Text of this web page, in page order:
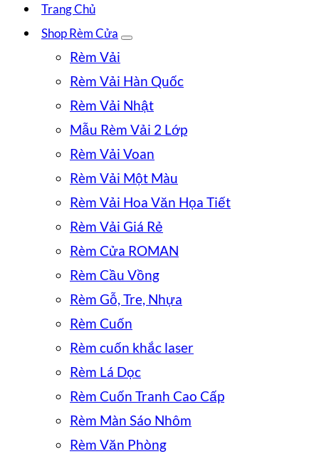
Trang Chủ
Shop Rèm Cửa
Rèm Vải
Rèm Vải Hàn Quốc
Rèm Vải Nhật
Mẫu Rèm Vải 2 Lớp
Rèm Vải Voan
Rèm Vải Một Màu
Rèm Vải Hoa Văn Họa Tiết
Rèm Vải Giá Rẻ
Rèm Cửa ROMAN
Rèm Cầu Vồng
Rèm Gỗ, Tre, Nhựa
Rèm Cuốn
Rèm cuốn khắc laser
Rèm Lá Dọc
Rèm Cuốn Tranh Cao Cấp
Rèm Màn Sáo Nhôm
Rèm Văn Phòng